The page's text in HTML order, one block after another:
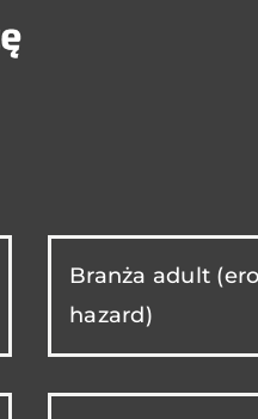
Branża adult
hazard)